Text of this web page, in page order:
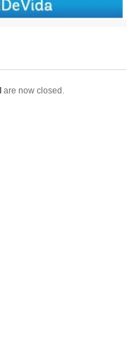
are now closed.